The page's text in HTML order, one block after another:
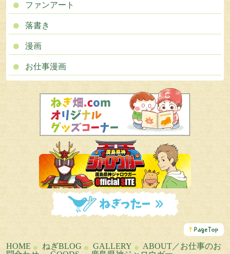
ファンアート
落書き
漫画
お仕事漫画
こ
の
ペ
ー
HOME ねぎBLOG GALLERY
ABOUT／お仕事のお